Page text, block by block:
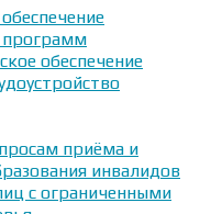
программ
обеспечение
приёма и
инвалидов
с ограниченными